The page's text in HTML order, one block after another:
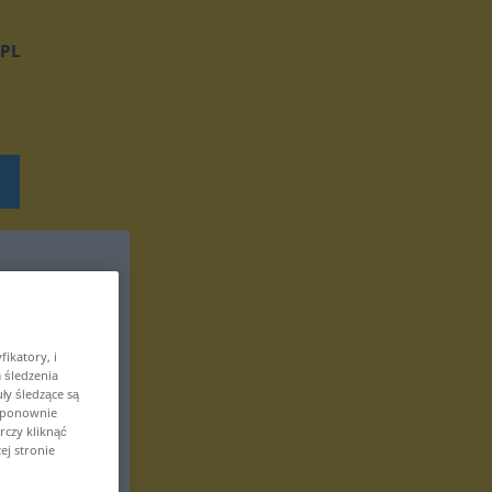
PL
i
śledzenia
śledzące są
kliknąć
stronie